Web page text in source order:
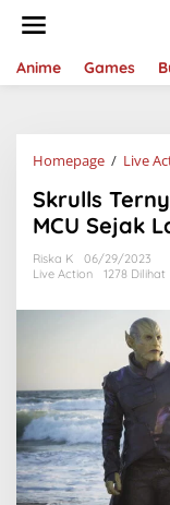
Anime Games
Homepage / Live
Skrulls
MCU Sejak
Riska K
06/29/2023
Live Action
1278 Dilihat